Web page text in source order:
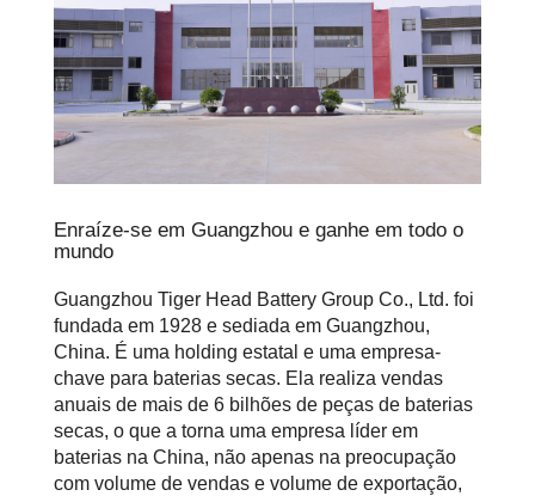
Enraíze-se em Guangzhou e ganhe em todo o
mundo
Guangzhou Tiger Head Battery Group Co., Ltd. foi
fundada em 1928 e sediada em Guangzhou,
China. É uma holding estatal e uma empresa-
chave para baterias secas. Ela realiza vendas
anuais de mais de 6 bilhões de peças de baterias
secas, o que a torna uma empresa líder em
baterias na China, não apenas na preocupação
com volume de vendas e volume de exportação,